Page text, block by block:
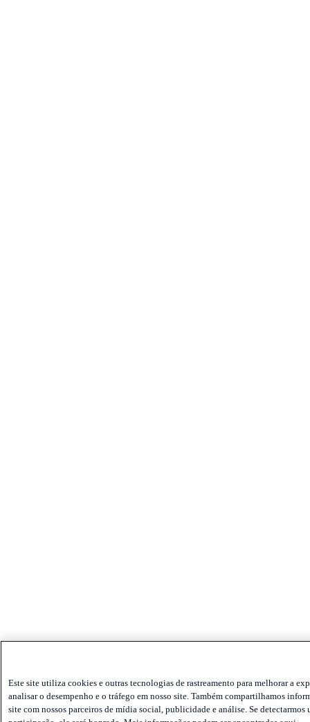
Este site utiliza cookies e outras tecnologias de rastreamento para melhorar a
analisar o desempenho e o tráfego em nosso site. Também compartilhamos
site com nossos parceiros de mídia social, publicidade e análise. Se detectarmos